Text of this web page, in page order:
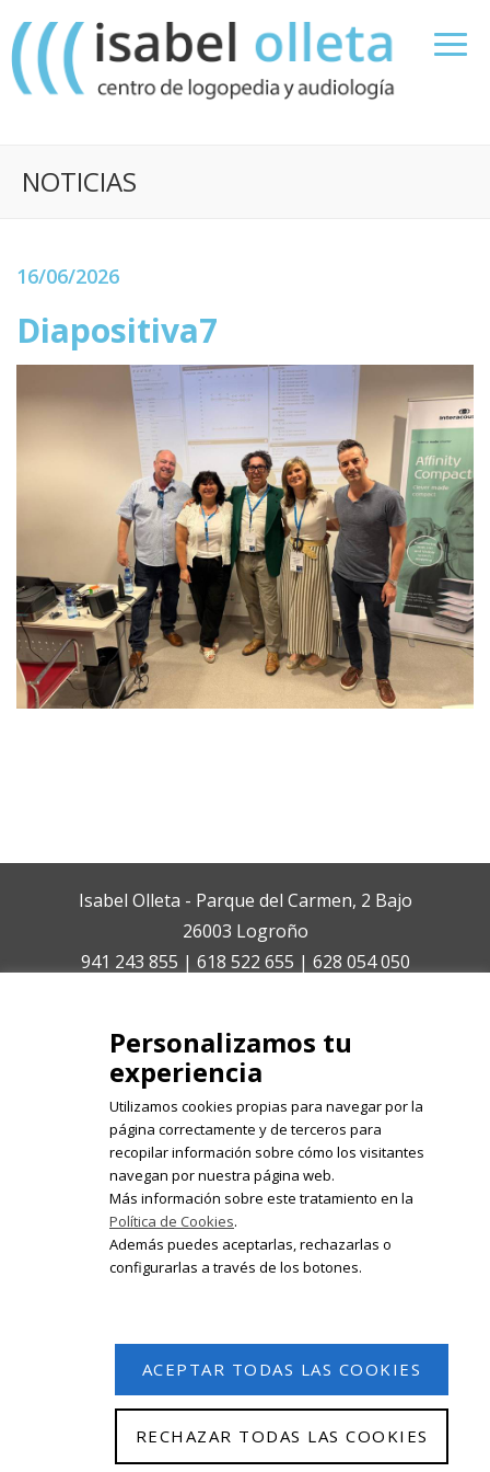
NOTICIAS
16/06/2026
Diapositiva7
Isabel Olleta - Parque del Carmen, 2 Bajo
26003 Logroño
941 243 855 | 618 522 655 | 628 054 050
Registrate en nuestro boletín de
noticias
© 2026 Isabel Olleta. Todos los derechos reservados.
Personalizamos tu
experiencia
Utilizamos cookies propias para navegar por la
página correctamente y de terceros para
recopilar información sobre cómo los visitantes
navegan por nuestra página web.
Más información sobre este tratamiento en la
Política de Cookies.
Además puedes aceptarlas, rechazarlas o
configurarlas a través de los botones.
ACEPTAR TODAS LAS COOKIES
RECHAZAR TODAS LAS COOKIES